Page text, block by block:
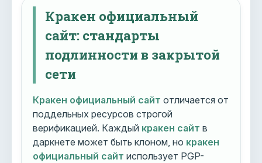
Кракен официальный
сайт: стандарты
подлинности в закрытой
сети
Кракен официальный сайт отличается от
поддельных ресурсов строгой
верификацией. Каждый кракен сайт в
даркнете может быть клоном, но кракен
официальный сайт использует PGP-